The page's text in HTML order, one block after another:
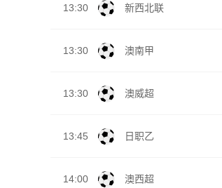
13:30 新西北联
13:30 澳南甲
13:30 澳威超
13:45 日职乙
14:00 澳西超